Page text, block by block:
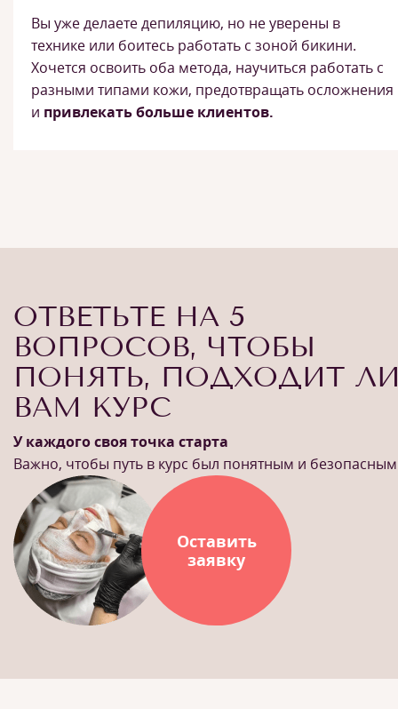
Вы уже делаете депиляцию, но не уверены в
технике или боитесь работать с зоной бикини.
Хочется освоить оба метода, научиться работать с
разными типами кожи, предотвращать осложнения
и привлекать больше клиентов.
ОТВЕТЬТЕ НА 5
ВОПРОСОВ, ЧТОБЫ
ПОНЯТЬ, ПОДХОДИТ
ВАМ КУРС
У каждого своя точка старта
Важно, чтобы путь в курс был понятным и безопасным
Оставить
заявку